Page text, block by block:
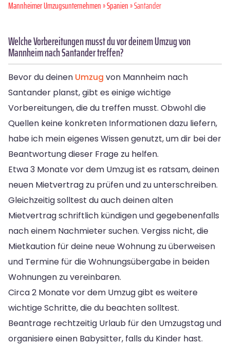
Mannheimer Umzugsunternehmen»Spanien» Santander
Welche Vorbereitungen musst du vor deinem Umzug von
Mannheim nach Santander treffen?
Bevor du deinen Umzug von Mannheim nach
Santander planst, gibt es einige wichtige
Vorbereitungen, die du treffen musst. Obwohl die
Quellen keine konkreten Informationen dazu liefern,
habe ich mein eigenes Wissen genutzt, um dir bei der
Beantwortung dieser Frage zu helfen.
Etwa 3 Monate vor dem Umzug ist es ratsam, deinen
neuen Mietvertrag zu prüfen und zu unterschreiben.
Gleichzeitig solltest du auch deinen alten
Mietvertrag schriftlich kündigen und gegebenenfalls
nach einem Nachmieter suchen. Vergiss nicht, die
Mietkaution für deine neue Wohnung zu überweisen
und Termine für die Wohnungsübergabe in beiden
Wohnungen zu vereinbaren.
Circa 2 Monate vor dem Umzug gibt es weitere
wichtige Schritte, die du beachten solltest.
Beantrage rechtzeitig Urlaub für den Umzugstag und
organisiere einen Babysitter, falls du Kinder hast.